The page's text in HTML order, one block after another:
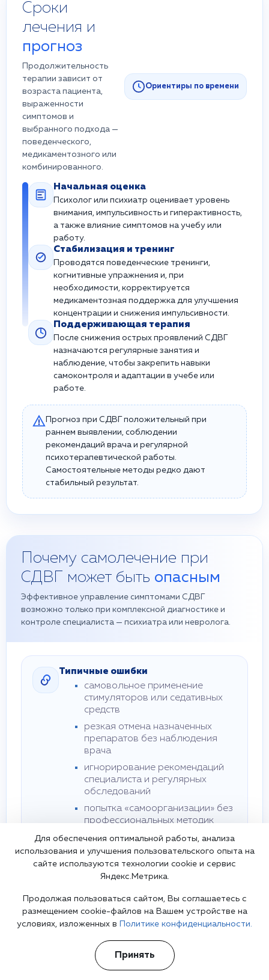
Сроки
лечения и
прогноз
Продолжительность
терапии зависит от
возраста пациента,
выраженности
симптомов и
выбранного подхода —
поведенческого,
медикаментозного или
комбинированного.
Ориентиры по времени
Начальная оценка
Психолог или психиатр оценивает уровень
внимания, импульсивность и гиперактивность,
а также влияние симптомов на учебу или
работу.
Стабилизация и тренинг
Проводятся поведенческие тренинги,
когнитивные упражнения и, при
необходимости, корректируется
медикаментозная поддержка для улучшения
концентрации и снижения импульсивности.
Поддерживающая терапия
После снижения острых проявлений СДВГ
назначаются регулярные занятия и
наблюдение, чтобы закрепить навыки
самоконтроля и адаптации в учебе или
работе.
Прогноз при СДВГ положительный при
раннем выявлении, соблюдении
рекомендаций врача и регулярной
психотерапевтической работы.
Самостоятельные методы редко дают
стабильный результат.
Почему самолечение при
СДВГ может быть опасным
Эффективное управление симптомами СДВГ
возможно только при комплексной диагностике и
контроле специалиста — психиатра или невролога.
Типичные ошибки
самовольное применение
стимуляторов или седативных
средств
резкая отмена назначенных
препаратов без наблюдения
врача
игнорирование рекомендаций
специалиста и регулярных
обследований
попытка «самоорганизации» без
профессиональных методик
Преимущества обращения к
специалисту
точная диагностика и исключение других
психических и неврологических нарушений
индивидуальный план терапии с учетом
возраста, образа жизни и выраженности
контроль побочных эффектов и
корректировка стратегии терапии для
максимальной эффективности
Для обеспечения оптимальной работы, анализа
использования и улучшения пользовательского опыта на
сайте используются технологии cookie и сервис
Яндекс.Метрика.
Продолжая пользоваться сайтом, Вы соглашаетесь с
размещением cookie-файлов на Вашем устройстве на
условиях, изложенных в
Политике конфиденциальности.
Принять